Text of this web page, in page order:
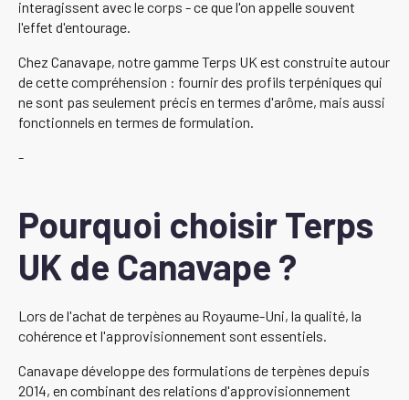
interagissent avec le corps - ce que l'on appelle souvent
l'effet d'entourage.
Chez Canavape, notre gamme Terps UK est construite autour
de cette compréhension : fournir des profils terpéniques qui
ne sont pas seulement précis en termes d'arôme, mais aussi
fonctionnels en termes de formulation.
-
Pourquoi choisir Terps
UK de Canavape ?
Lors de l'achat de terpènes au Royaume-Uni, la qualité, la
cohérence et l'approvisionnement sont essentiels.
Canavape développe des formulations de terpènes depuis
2014, en combinant des relations d'approvisionnement